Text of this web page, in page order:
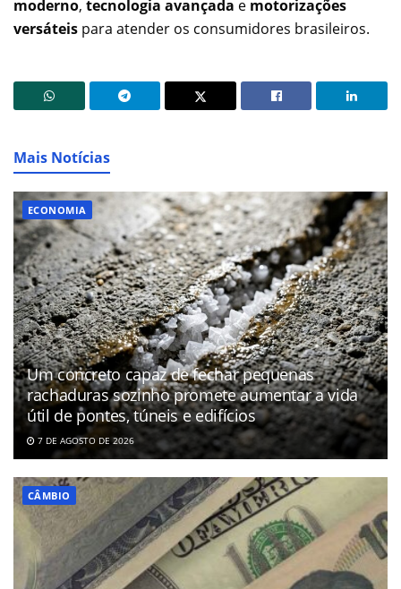
moderno, tecnologia avançada e motorizações
versáteis para atender os consumidores brasileiros.
Mais Notícias
ECONOMIA
Um concreto capaz de fechar pequenas
rachaduras sozinho promete aumentar a vida
útil de pontes, túneis e edifícios
7 DE AGOSTO DE 2026
CÂMBIO